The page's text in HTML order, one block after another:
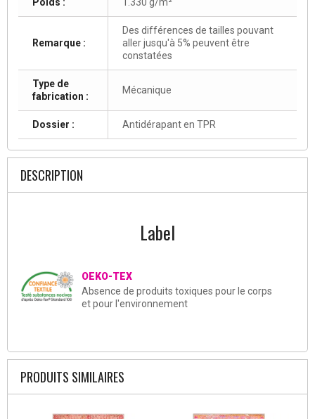
Poids : 1.330 g/m²
Remarque :
Des différences de tailles pouvant
aller jusqu'à 5% peuvent être
constatées
Type de
fabrication :
Mécanique
Dossier : Antidérapant en TPR
DESCRIPTION
Label
OEKO-TEX
Absence de produits toxiques pour le corps
et pour l'environnement
PRODUITS SIMILAIRES